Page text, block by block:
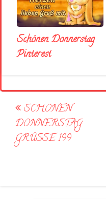
Schönen Donnerstag
Pinterest
Post
navigation
SCHÖNEN
DONNERSTAG
GRÜSSE 199